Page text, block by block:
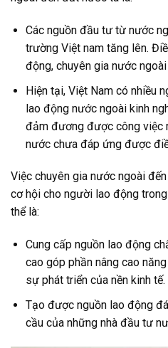
Các nguồn đầu tư từ nước
trường Việt nam tăng lên.
động, chuyên gia nước
Hiện tại, Việt Nam có nhiều
lao động nước ngoài kinh
đảm đương được công việc
nước chưa đáp ứng được
Việc chuyên gia nước ngoài
cơ hội cho người lao động
thể là:
Cung cấp nguồn lao động
cao góp phần nâng cao
sự phát triển của nền kinh tế.
Tạo được nguồn lao động
cầu của những nhà đầu tư